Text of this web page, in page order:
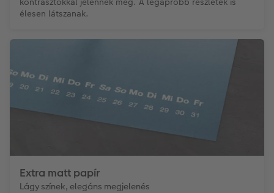
élesen látszanak.
Extra matt papír
Lágy színek, elegáns megjelenés